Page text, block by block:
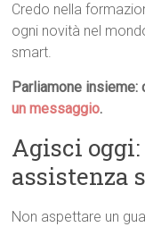
Credo nella
ogni novità nel
smart.
Parliamone insieme:
un messaggio.
Agisci
assistenza
Non aspettare un